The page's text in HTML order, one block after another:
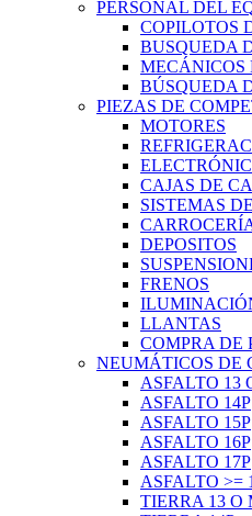
PERSONAL DEL
COPILOTOS
BUSQUEDA
MECÁNICOS
BÚSQUEDA
PIEZAS DE
MOTORES
CAJAS DE
SISTEMAS
DEPOSITOS
FRENOS
LLANTAS
COMPRA DE
NEUMÁTICOS DE
ASFALTO 13
ASFALTO 14P
ASFALTO 15P
ASFALTO 16P
ASFALTO 17P
ASFALTO >=
TIERRA 13 O